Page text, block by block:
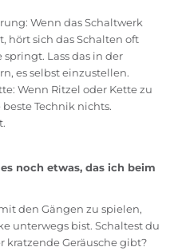
Wenn das Schaltwerk
hört sich das Schalten oft
Lass das in der
es selbst einzustellen.
Wenn Ritzel oder Kette zu
Technik nichts.
noch etwas, das ich beim
den Gängen zu spielen,
unterwegs bist. Schaltest du
kratzende Geräusche gibt?